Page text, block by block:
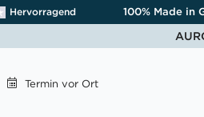
Hervorragend 100% Made in
Termin vor Ort